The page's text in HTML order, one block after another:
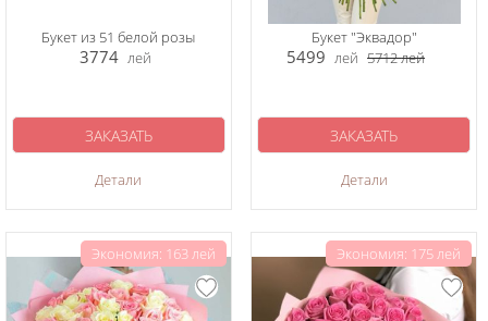
Букет из 51 белой розы
3774 лей
Детали
ЗАКАЗАТЬ
Букет "Эквадор"
5499 лей 5712лей
Детали
ЗАКАЗАТЬ
Экономия: 163 лей Экономия: 175 лей